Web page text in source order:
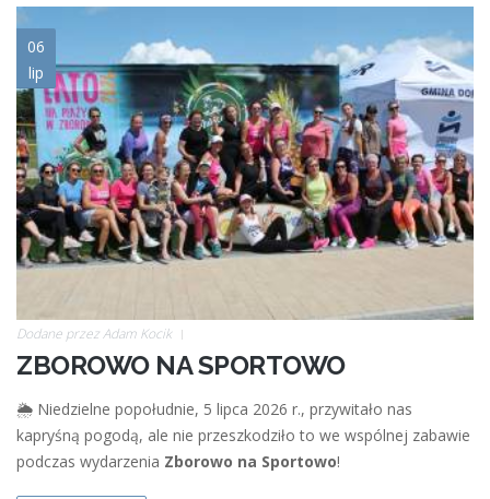
06
lip
miniaturka.jpg
Dodane przezAdam Kocik
ZBOROWO NA SPORTOWO
🌦️ Niedzielne popołudnie, 5 lipca 2026 r., przywitało nas
kapryśną pogodą, ale nie przeszkodziło to we wspólnej zabawie
podczas wydarzenia Zborowo na Sportowo!